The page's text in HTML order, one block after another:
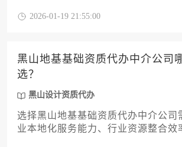
最优决策。
2026-01-19 21:55:00
黑山地基基础资质代办中介公司
选？
黑山设计资质代办
选择黑山地基基础资质代办中介公司
业本地化服务能力、行业资源整合效